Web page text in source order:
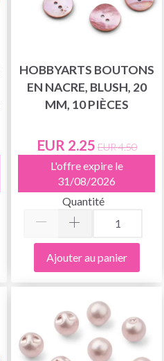
HOBBYARTS BOUTONS
EN NACRE, BLUSH, 20
MM, 10 PIÈCES
EUR 2.25 EUR 4.50
L'offre expire le
31/08/2026
Quantité
Ajouter au panier